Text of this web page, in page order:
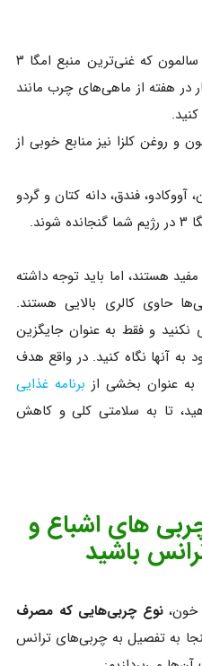
: به ویژه ماهی سالمون که غنی‌ترین منبع امگا ۳
هفته از ماهی‌های چرب مانند
و روغن کلزا نیز منابع خوبی از
آووکادو، فندق، دانه کتان و گردو
امگا ۳ برای بدن مفید هستند، اما باید توجه داشته
حاوی کالری بالایی هستند.
نکنید و فقط به عنوان جایگزین
به آنها نگاه کنید. در واقع هدف
برنامه غذایی
تا به سلامتی کلی و کاهش
های اشباع و
باشید
خون،نوع چربی‌هایی که مصرف
به تفصیل به چربی‌های ترانس